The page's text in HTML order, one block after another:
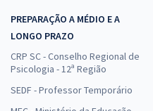
PREPARAÇÃO A MÉDIO E A
LONGO PRAZO
CRP SC - Conselho Regional de
Psicologia - 12ª Região
SEDF - Professor Temporário